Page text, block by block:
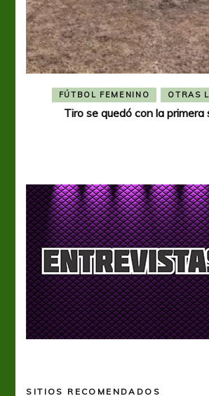
FÚTBOL FEMENINO OTRAS
Tiro se quedó con la primera
SITIOS RECOMENDADOS